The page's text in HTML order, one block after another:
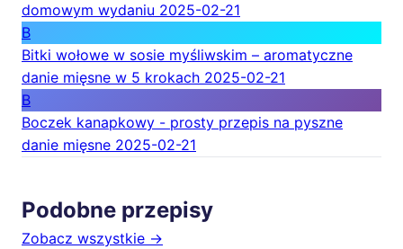
domowym wydaniu 2025-02-21
B
Bitki wołowe w sosie myśliwskim – aromatyczne
danie mięsne w 5 krokach 2025-02-21
B
Boczek kanapkowy - prosty przepis na pyszne
danie mięsne 2025-02-21
Podobne przepisy
Zobacz wszystkie →